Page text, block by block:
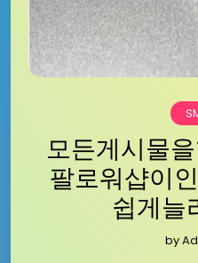
모든게시물
팔로워샵이
쉽게늘
by